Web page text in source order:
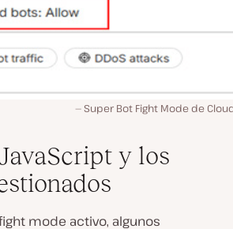
Super Bot Fight Mode de
y los
mode activo, algunos